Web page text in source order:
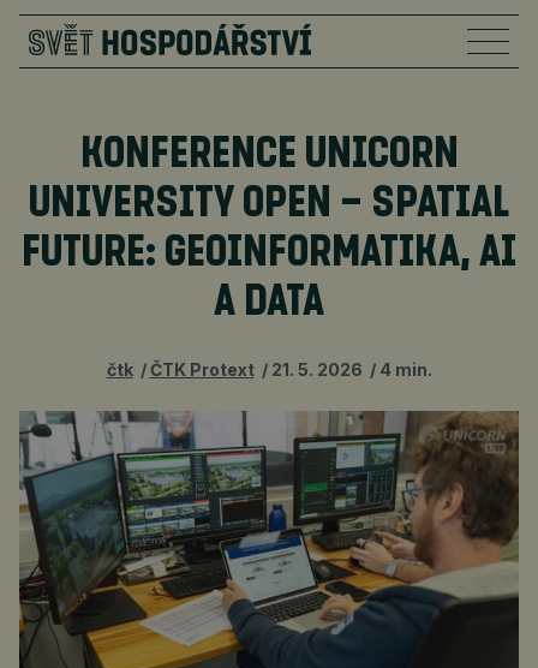
KONFERENCE UNICORN
UNIVERSITY OPEN – SPATIAL
FUTURE: GEOINFORMATIKA, AI
A DATA
čtk ČTK Protext 21. 5. 2026 4 min.